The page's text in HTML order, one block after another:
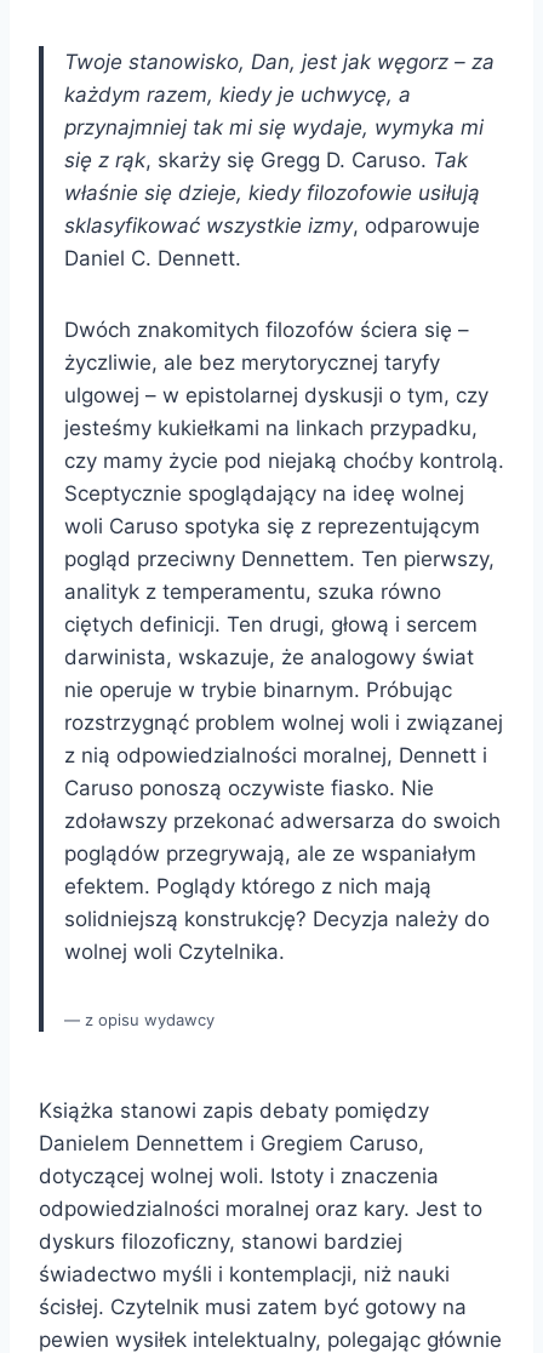
Twoje stanowisko, Dan, jest jak węgorz – za
każdym razem, kiedy je uchwycę, a
przynajmniej tak mi się wydaje, wymyka mi
się z rąk, skarży się Gregg D. Caruso. Tak
właśnie się dzieje, kiedy filozofowie usiłują
sklasyfikować wszystkie izmy, odparowuje
Daniel C. Dennett.
Dwóch znakomitych filozofów ściera się –
życzliwie, ale bez merytorycznej taryfy
ulgowej – w epistolarnej dyskusji o tym, czy
jesteśmy kukiełkami na linkach przypadku,
czy mamy życie pod niejaką choćby kontrolą.
Sceptycznie spoglądający na ideę wolnej
woli Caruso spotyka się z reprezentującym
pogląd przeciwny Dennettem. Ten pierwszy,
analityk z temperamentu, szuka równo
ciętych definicji. Ten drugi, głową i sercem
darwinista, wskazuje, że analogowy świat
nie operuje w trybie binarnym. Próbując
rozstrzygnąć problem wolnej woli i związanej
z nią odpowiedzialności moralnej, Dennett i
Caruso ponoszą oczywiste fiasko. Nie
zdoławszy przekonać adwersarza do swoich
poglądów przegrywają, ale ze wspaniałym
efektem. Poglądy którego z nich mają
solidniejszą konstrukcję? Decyzja należy do
wolnej woli Czytelnika.
z opisu wydawcy
Książka stanowi zapis debaty pomiędzy
Danielem Dennettem i Gregiem Caruso,
dotyczącej wolnej woli. Istoty i znaczenia
odpowiedzialności moralnej oraz kary. Jest to
dyskurs filozoficzny, stanowi bardziej
świadectwo myśli i kontemplacji, niż nauki
ścisłej. Czytelnik musi zatem być gotowy na
pewien wysiłek intelektualny, polegając głównie